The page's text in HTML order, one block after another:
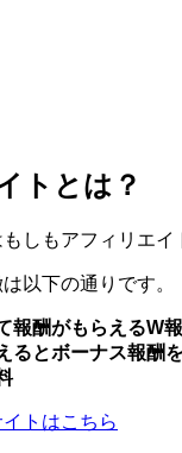
トとは？
もしもアフィリエ
以下の通りです。
報酬がもらえるW
るとボーナス報酬
トはこちら